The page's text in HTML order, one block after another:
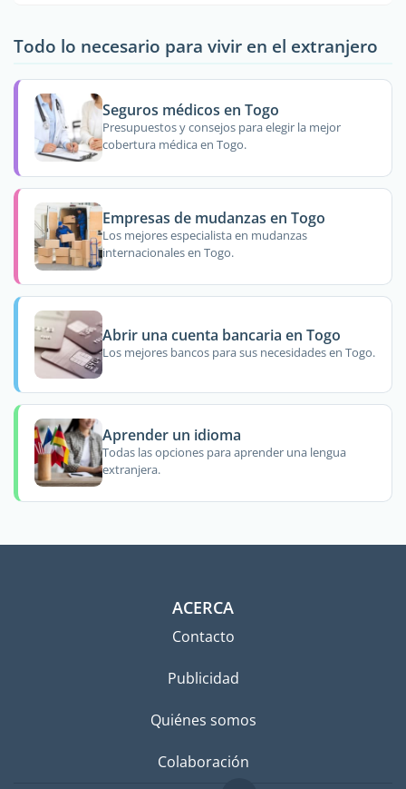
Todo lo necesario para vivir en el extranjero
Seguros médicos en Togo
Presupuestos y consejos para elegir la mejor
cobertura médica en Togo.
Empresas de mudanzas en Togo
Los mejores especialista en mudanzas
internacionales en Togo.
Abrir una cuenta bancaria en Togo
Los mejores bancos para sus necesidades en Togo.
Aprender un idioma
Todas las opciones para aprender una lengua
extranjera.
ACERCA
Contacto
Publicidad
Quiénes somos
Colaboración